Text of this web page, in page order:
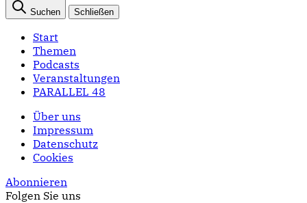
Suchen Schließen
Start
Themen
Podcasts
Veranstaltungen
PARALLEL 48
Über uns
Impressum
Datenschutz
Cookies
Abonnieren
Folgen Sie uns